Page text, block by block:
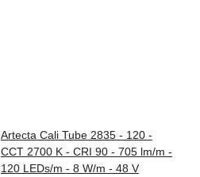
Artecta Cali Tube 2835 - 120 -
CCT 2700 K - CRI 90 - 705 lm/m -
120 LEDs/m - 8 W/m - 48 V